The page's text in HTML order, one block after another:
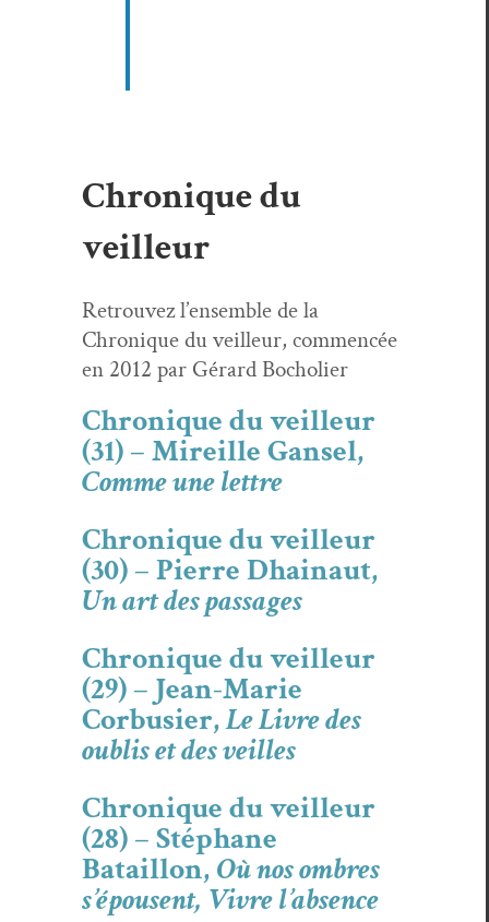
Chronique du
veilleur
Retrou­vez l’ensem­ble de la
Chronique du veilleur, com­mencée
en 2012 par Gérard Bocholier
Chronique du veilleur
(31) – Mireille Gansel,
Comme une lettre
Chronique du veilleur
(30) – Pierre Dhainaut,
Un art des passages
Chronique du veilleur
(29) – Jean-Marie
Corbusier,Le Livre des
oublis et des veilles
Chronique du veilleur
(28) – Stéphane
Bataillon,Où nos ombres
s’épousent, Vivre l’absence